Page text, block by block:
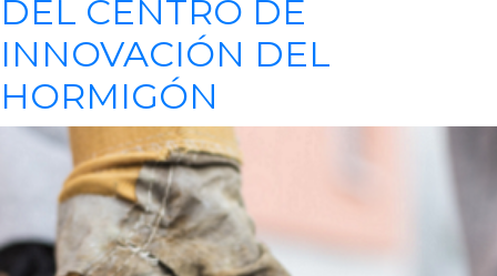
DEL CENTRO DE
INNOVACIÓN DEL
HORMIGÓN